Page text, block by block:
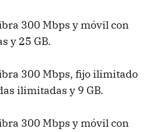
300 Mbps y móvil con
y 25 GB.
300 Mbps, fijo ilimitado
ilimitadas y 9 GB.
300 Mbps y móvil con